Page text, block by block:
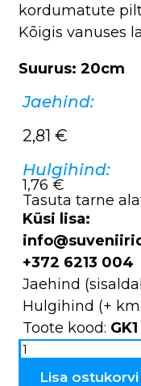
kordumatute
Kõigis vanuses
Suurus: 20cm
Jaehind:
2,81 €
Hulgihind:
1,76 €
Tasuta tarne
Küsi lisa:
+372 6213 004
Jaehind
Hulgihind (+
Toote kood: GK1
Kaleidoskoop
GK1
kogus
Lisa ostukorvi